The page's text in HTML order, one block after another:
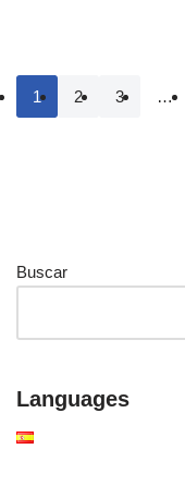
1 2 3 …
Buscar
Languages